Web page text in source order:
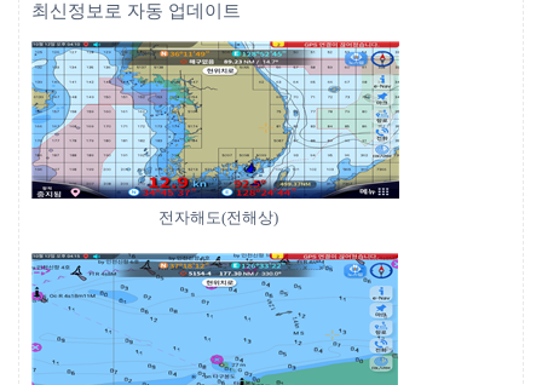
최신정보로 자동 업데이트
전자해도(전해상)